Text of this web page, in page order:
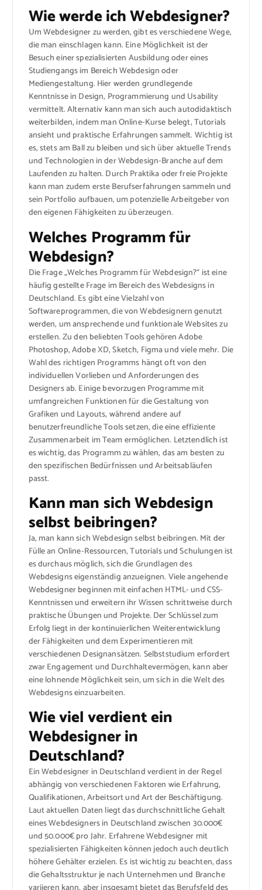
Wie werde ich Webdesigner?
Um Webdesigner zu werden, gibt es verschiedene Wege,
die man einschlagen kann. Eine Möglichkeit ist der
Besuch einer spezialisierten Ausbildung oder eines
Studiengangs im Bereich Webdesign oder
Mediengestaltung. Hier werden grundlegende
Kenntnisse in Design, Programmierung und Usability
vermittelt. Alternativ kann man sich auch autodidaktisch
weiterbilden, indem man Online-Kurse belegt, Tutorials
ansieht und praktische Erfahrungen sammelt. Wichtig ist
es, stets am Ball zu bleiben und sich über aktuelle Trends
und Technologien in der Webdesign-Branche auf dem
Laufenden zu halten. Durch Praktika oder freie Projekte
kann man zudem erste Berufserfahrungen sammeln und
sein Portfolio aufbauen, um potenzielle Arbeitgeber von
den eigenen Fähigkeiten zu überzeugen.
Welches Programm für
Webdesign?
Die Frage „Welches Programm für Webdesign?“ ist eine
häufig gestellte Frage im Bereich des Webdesigns in
Deutschland. Es gibt eine Vielzahl von
Softwareprogrammen, die von Webdesignern genutzt
werden, um ansprechende und funktionale Websites zu
erstellen. Zu den beliebten Tools gehören Adobe
Photoshop, Adobe XD, Sketch, Figma und viele mehr. Die
Wahl des richtigen Programms hängt oft von den
individuellen Vorlieben und Anforderungen des
Designers ab. Einige bevorzugen Programme mit
umfangreichen Funktionen für die Gestaltung von
Grafiken und Layouts, während andere auf
benutzerfreundliche Tools setzen, die eine effiziente
Zusammenarbeit im Team ermöglichen. Letztendlich ist
es wichtig, das Programm zu wählen, das am besten zu
den spezifischen Bedürfnissen und Arbeitsabläufen
passt.
Kann man sich Webdesign
selbst beibringen?
Ja, man kann sich Webdesign selbst beibringen. Mit der
Fülle an Online-Ressourcen, Tutorials und Schulungen ist
es durchaus möglich, sich die Grundlagen des
Webdesigns eigenständig anzueignen. Viele angehende
Webdesigner beginnen mit einfachen HTML- und CSS-
Kenntnissen und erweitern ihr Wissen schrittweise durch
praktische Übungen und Projekte. Der Schlüssel zum
Erfolg liegt in der kontinuierlichen Weiterentwicklung
der Fähigkeiten und dem Experimentieren mit
verschiedenen Designansätzen. Selbststudium erfordert
zwar Engagement und Durchhaltevermögen, kann aber
eine lohnende Möglichkeit sein, um sich in die Welt des
Webdesigns einzuarbeiten.
Wie viel verdient ein
Webdesigner in
Deutschland?
Ein Webdesigner in Deutschland verdient in der Regel
abhängig von verschiedenen Faktoren wie Erfahrung,
Qualifikationen, Arbeitsort und Art der Beschäftigung.
Laut aktuellen Daten liegt das durchschnittliche Gehalt
eines Webdesigners in Deutschland zwischen 30.000€
und 50.000€ pro Jahr. Erfahrene Webdesigner mit
spezialisierten Fähigkeiten können jedoch auch deutlich
höhere Gehälter erzielen. Es ist wichtig zu beachten, dass
die Gehaltsstruktur je nach Unternehmen und Branche